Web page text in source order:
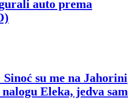
auto prema
su me na Jahorini
Eleka, jedva sam